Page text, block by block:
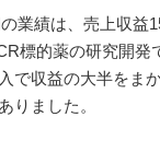
業績は、売上収益
標的薬の研究開
で収益の大半をま
りました。